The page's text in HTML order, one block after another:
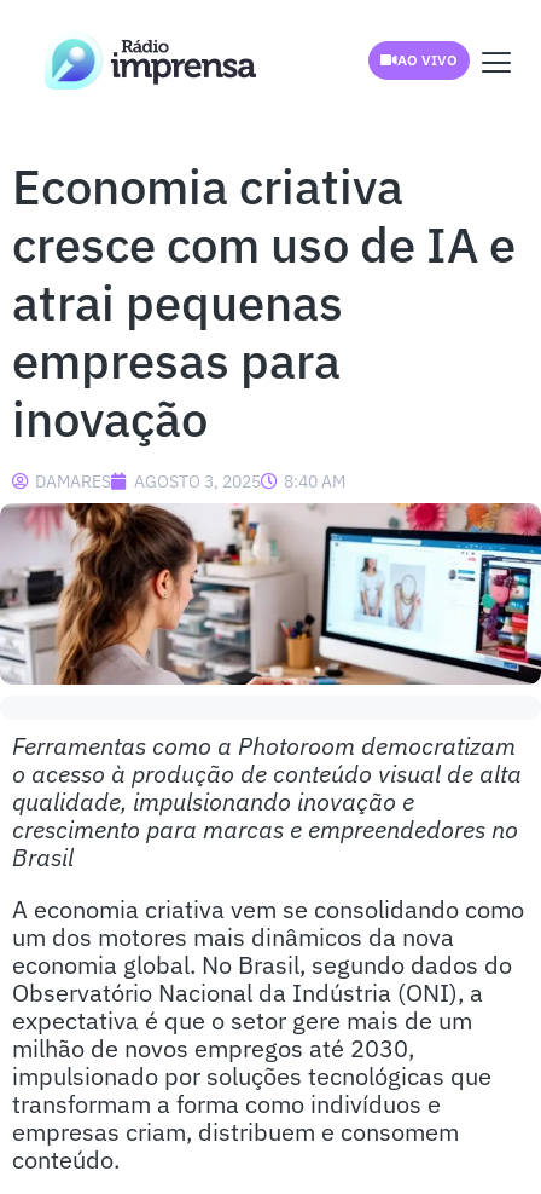
AO VIVO
Economia criativa
cresce com uso de IA e
atrai pequenas
empresas para
inovação
DAMARES AGOSTO 3, 2025 8:40 AM
Ferramentas como a Photoroom democratizam
o acesso à produção de conteúdo visual de alta
qualidade, impulsionando inovação e
crescimento para marcas e empreendedores no
Brasil
A economia criativa vem se consolidando como
um dos motores mais dinâmicos da nova
economia global. No Brasil, segundo dados do
Observatório Nacional da Indústria (ONI), a
expectativa é que o setor gere mais de um
milhão de novos empregos até 2030,
impulsionado por soluções tecnológicas que
transformam a forma como indivíduos e
empresas criam, distribuem e consomem
conteúdo.